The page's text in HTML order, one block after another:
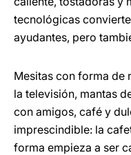
tecnológicas
ayudantes, pero
Mesitas con forma de
la televisión, mantas
con amigos, café y
imprescindible: la
forma empieza a ser